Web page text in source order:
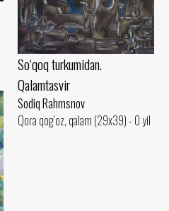
So‘qoq turkumidan.
Qalamtasvir
Sodiq Rahmsnov
Qora qog‘oz, qalam (29x39) - 0 yil